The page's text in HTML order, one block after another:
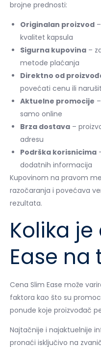
brojne prednosti:
Originalan proizvod
kvalitet kapsula
Sigurna kupovina –
metode plaćanja
Direktno od
povećati cenu ili
Aktuelne promocije
samo online
Brza dostava –
adresu
Podrška korisnicima
dodatnih informacija
Kupovinom na pravom
razočaranja i povećava
rezultata.
Kolika
Ease na
Cena Slim Ease može
faktora kao što su
ponude koje proizvođač
Najtačnije i najaktuelnije
pronaći isključivo na